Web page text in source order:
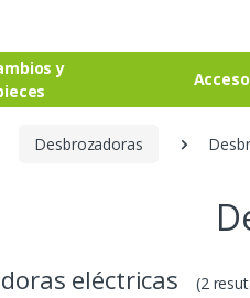
y
Desbrozadoras
eléctricas (2